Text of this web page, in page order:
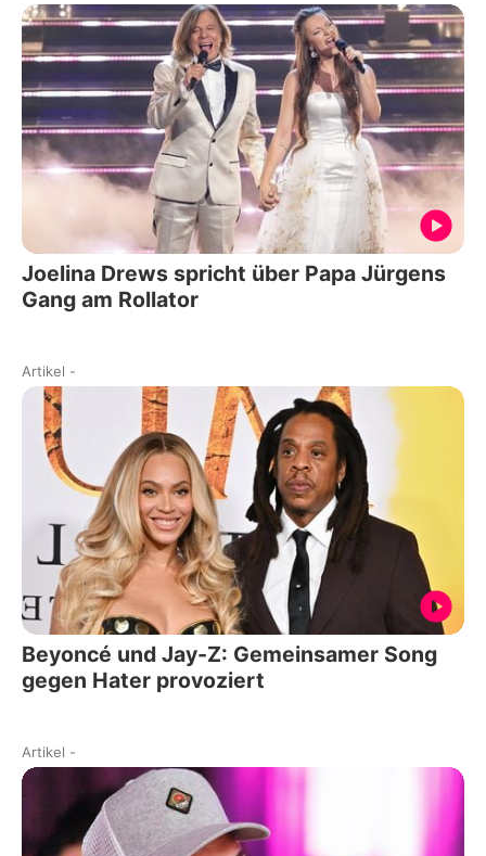
Joelina Drews spricht über Papa Jürgens
Gang am Rollator
Artikel -
Beyoncé und Jay-Z: Gemeinsamer Song
gegen Hater provoziert
Artikel -